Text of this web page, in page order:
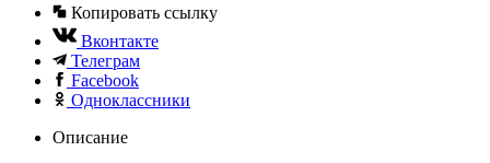
Копировать ссылку
Вконтакте
Телеграм
Facebook
Одноклассники
Описание